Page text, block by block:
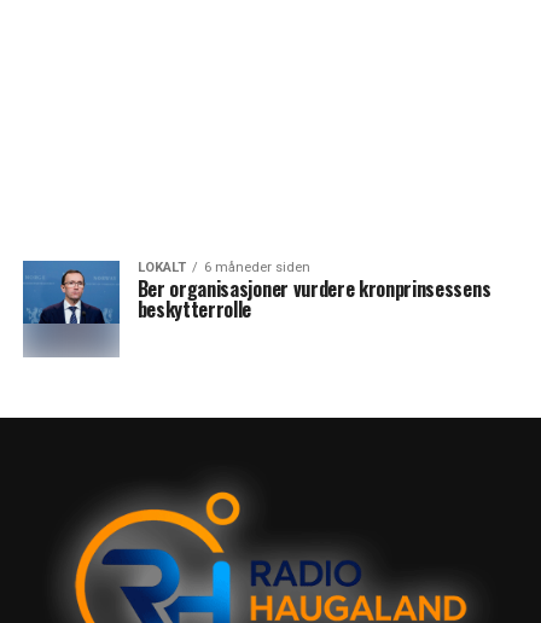
LOKALT 6 måneder siden
Ber organisasjoner vurdere kronprinsessens
beskytterrolle